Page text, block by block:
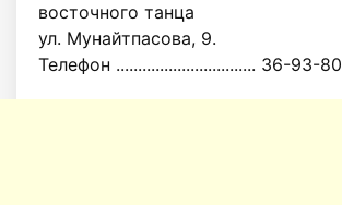
восточного танца
ул. Мунайтпасова, 9.
Телефон ................................ 36-93-80